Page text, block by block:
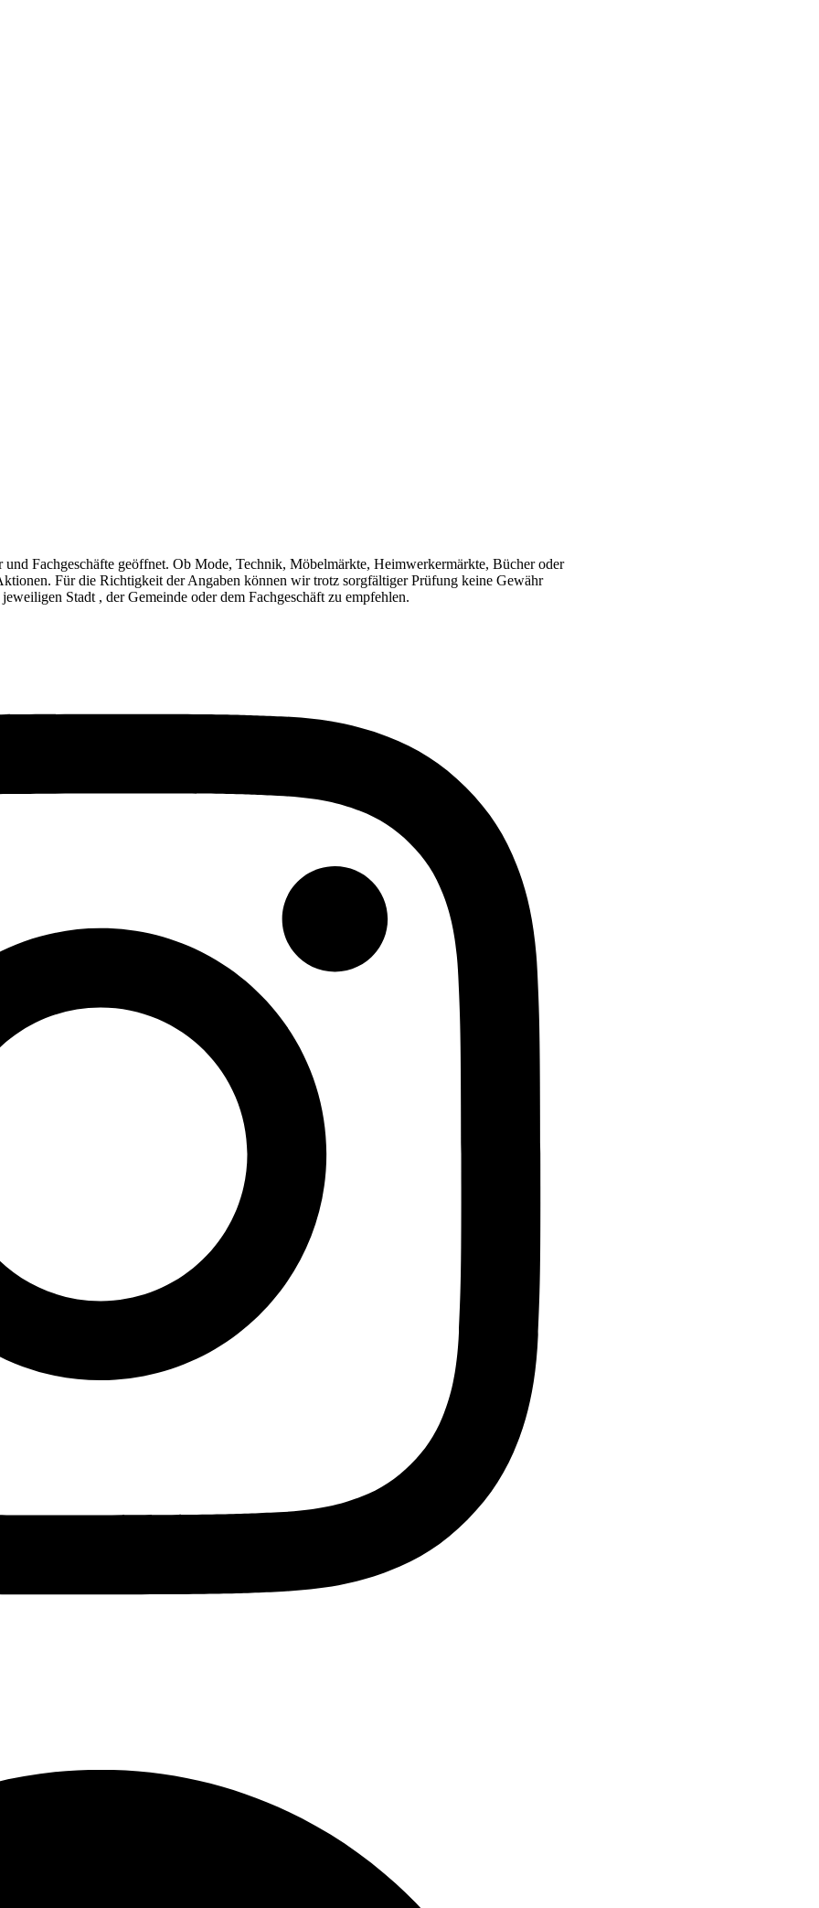
Fachgeschäfte geöffnet. Ob Mode, Technik, Möbelmärkte, Heimwerkermärkte, Bücher oder
Für die Richtigkeit der Angaben können wir trotz sorgfältiger Prüfung keine Gewähr
Stadt , der Gemeinde oder dem Fachgeschäft zu empfehlen.